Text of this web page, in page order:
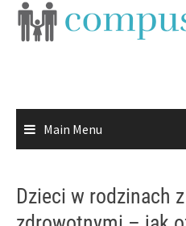
Skip
Main Menu
Dzieci w rodzinach